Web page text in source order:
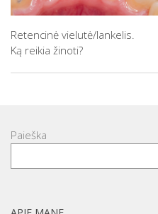
Retencinė vielutė/lankelis.
Ką reikia žinoti?
Paieška